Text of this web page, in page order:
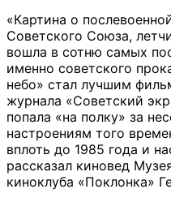
«Картина о
Советского Союза,
вошла в сотню самых
именно советского
небо» стал лучшим
журнала «Советский
попала «на полку» за
настроениям того
вплоть до 1985 года и
рассказал киновед
киноклуба «Поклонка»